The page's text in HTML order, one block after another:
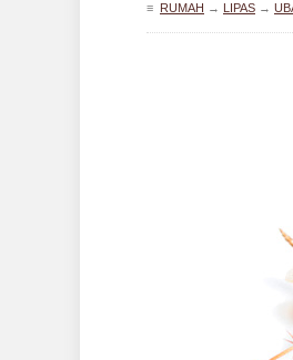
≡ RUMAH → LIPAS →